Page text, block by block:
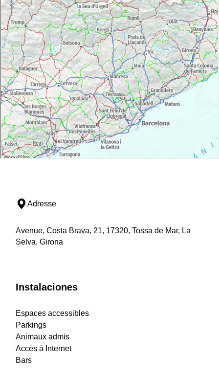
Adresse
Avenue, Costa Brava, 21, 17320, Tossa de Mar, La
Selva, Girona
Instalaciones
Espaces accessibles
Parkings
Animaux admis
Accès à Internet
Bars